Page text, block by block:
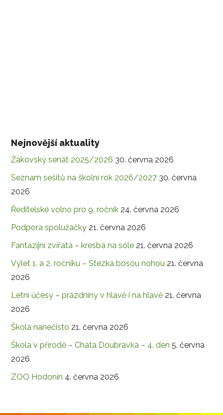
Nejnovější aktuality
Žákovský senát 2025/2026 30. června 2026
Seznam sešitů na školní rok 2026/2027 30. června
2026
Ředitelské volno pro 9. ročník 24. června 2026
Podpora spolužačky 21. června 2026
Fantazijní zvířata – kresba na sóle 21. června 2026
Výlet 1. a 2. ročníku – Stezka bosou nohou 21. června
2026
Letní účesy – prázdniny v hlavě i na hlavě 21. června
2026
Škola nanečisto 21. června 2026
Škola v přírodě – Chata Doubravka – 4. den 5. června
2026
ZOO Hodonín 4. června 2026